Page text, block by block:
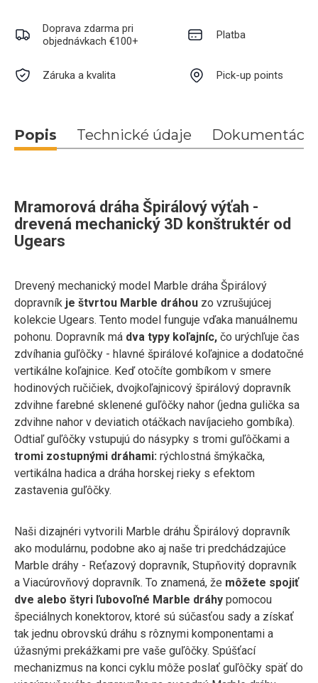
Doprava zdarma pri
objednávkach €100+
Platba
Záruka a kvalita Pick-up points
Popis Technické údaje Dokumentácia
Mramorová dráha Špirálový výťah -
drevená mechanický 3D konštruktér od
Ugears
Drevený mechanický model Marble dráha Špirálový
dopravník je štvrtou Marble dráhou zo vzrušujúcej
kolekcie Ugears. Tento model funguje vďaka manuálnemu
pohonu. Dopravník má dva typy koľajníc, čo urýchľuje čas
zdvíhania guľôčky - hlavné špirálové koľajnice a dodatočné
vertikálne koľajnice. Keď otočíte gombíkom v smere
hodinových ručičiek, dvojkoľajnicový špirálový dopravník
zdvihne farebné sklenené guľôčky nahor (jedna gulička sa
zdvihne nahor v deviatich otáčkach navíjacieho gombíka).
Odtiaľ guľôčky vstupujú do násypky s tromi guľôčkami a
tromi zostupnými dráhami: rýchlostná šmýkačka,
vertikálna hadica a dráha horskej rieky s efektom
zastavenia guľôčky.
Naši dizajnéri vytvorili Marble dráhu Špirálový dopravník
ako modulárnu, podobne ako aj naše tri predchádzajúce
Marble dráhy - Reťazový dopravník, Stupňovitý dopravník
a Viacúrovňový dopravník. To znamená, že môžete spojiť
dve alebo štyri ľubovoľné Marble dráhy pomocou
špeciálnych konektorov, ktoré sú súčasťou sady a získať
tak jednu obrovskú dráhu s rôznymi komponentami a
úžasnými prekážkami pre vaše guľôčky. Spúšťací
mechanizmus na konci cyklu môže poslať guľôčky späť do